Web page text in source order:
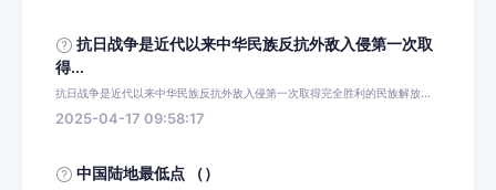
抗日战争是近代以来中华民族反抗外敌入侵第一次取
得...
抗日战争是近代以来中华民族反抗外敌入侵第一次取得完全胜利的民族解放...
2025-04-17 09:58:17
中国陆地最低点 （）